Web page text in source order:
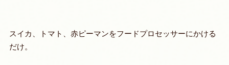
スイカ、トマト、赤ピーマンをフードプロセッサーにかける
だけ。